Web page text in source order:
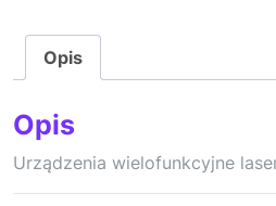
Opis
Opis
Urządzenia wielofunkcyjne